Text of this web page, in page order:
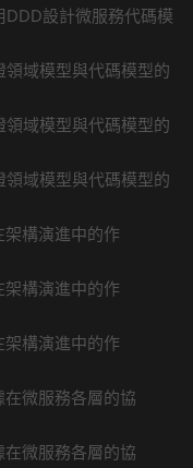
設計微服務代碼模
域模型與代碼模型的
域模型與代碼模型的
域模型與代碼模型的
架構演進中的作
架構演進中的作
架構演進中的作
微服務各層的協
微服務各層的協